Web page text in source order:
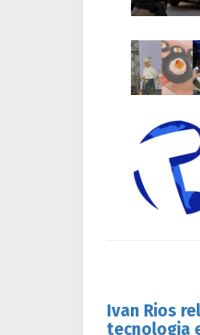
Ivan Rios
tecnologia